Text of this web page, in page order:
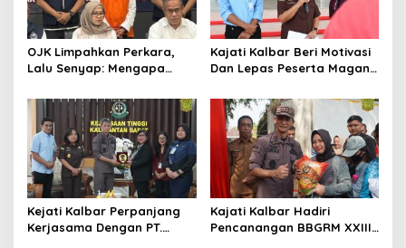
OJK Limpahkan Perkara,
Lalu Senyap: Mengapa
Investree Nyaris Hilang
dari Pemberitaan?
Kajati Kalbar Beri Motivasi
Dan Lepas Peserta Magang
Kejati Kalbar Perpanjang
Kerjasama Dengan PT.
Kajati Kalbar Hadiri
Pencanangan BBGRM XXIII,